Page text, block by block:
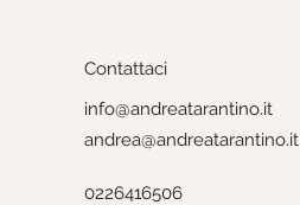
Contattaci
info@andreatarantino.it
andrea@andreatarantino.it
0226416506